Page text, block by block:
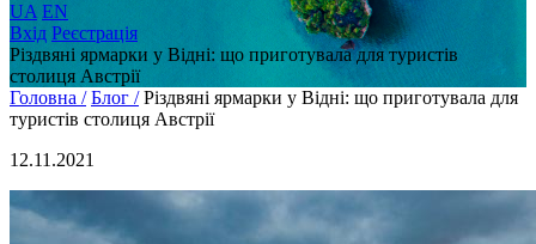
UA EN
Вхід Реєстрація
Різдвяні ярмарки у Відні: що приготувала для туристів
столиця Австрії
Головна / Блог / Різдвяні ярмарки у Відні: що приготувала для
туристів столиця Австрії
12.11.2021